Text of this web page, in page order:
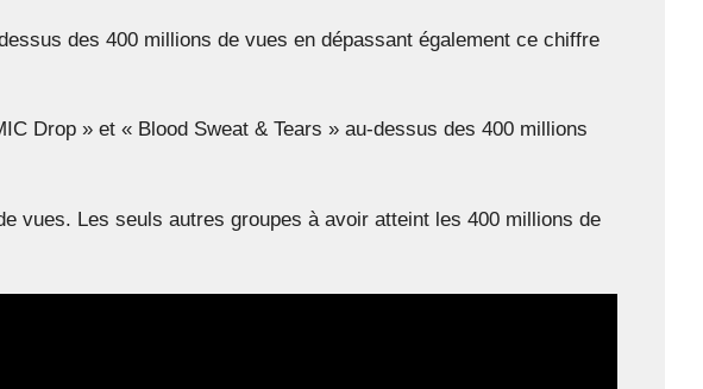
des 400 millions de vues en dépassant également ce chiffre
Drop » et « Blood Sweat & Tears » au-dessus des 400 millions
vues. Les seuls autres groupes à avoir atteint les 400 millions de